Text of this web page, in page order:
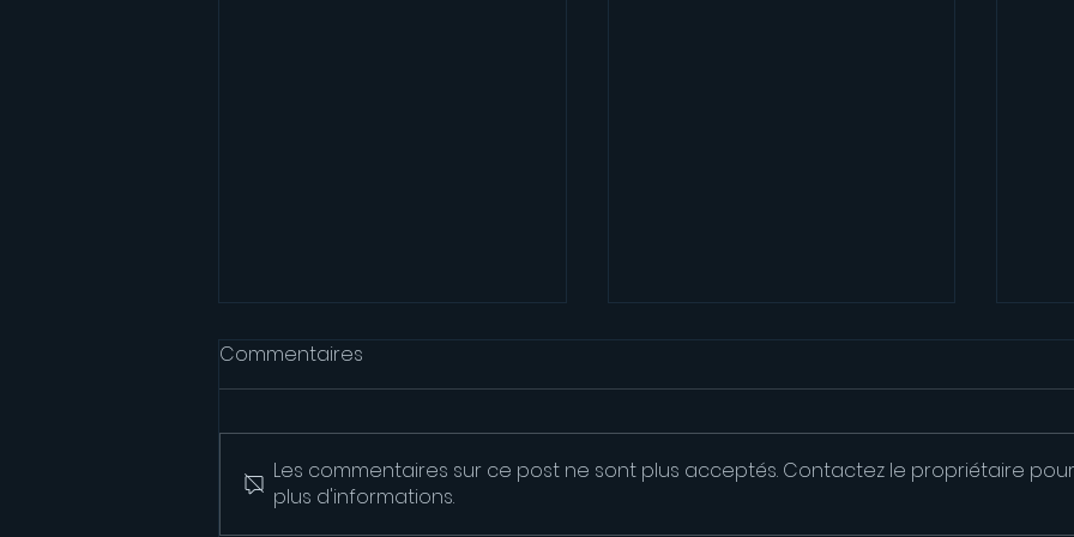
Commentaires
Les commentaires sur ce post ne sont plus acceptés. Contactez le propriétaire pour
plus d'informations.